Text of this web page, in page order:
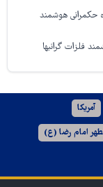
حکمرانی هوشمند
فلزات گرانبها
آمریکا
امام رضا (ع)